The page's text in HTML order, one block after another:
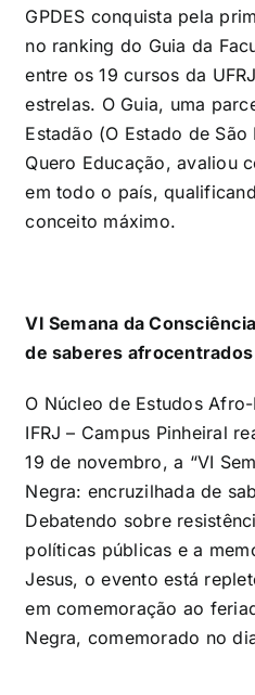
GPDES conquista pela
no ranking do Guia da
entre os 19 cursos da
estrelas. O Guia, uma
Estadão (O Estado de São
Quero Educação, avaliou
em todo o país,
conceito máximo.
VI Semana da
de saberes afrocentrados
O Núcleo de Estudos
IFRJ – Campus Pinheiral
19 de novembro, a “VI
Negra: encruzilhada de
Debatendo sobre
políticas públicas e a
Jesus, o evento está
em comemoração ao
Negra, comemorado no